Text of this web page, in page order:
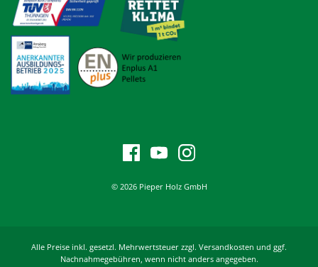
© 2026 Pieper Holz GmbH
Alle Preise inkl. gesetzl. Mehrwertsteuer zzgl. Versandkosten und ggf.
Nachnahmegebühren, wenn nicht anders angegeben.